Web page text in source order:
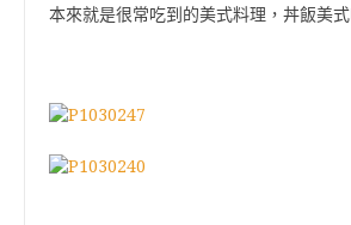
本來就是很常吃到的美式料理，丼飯美